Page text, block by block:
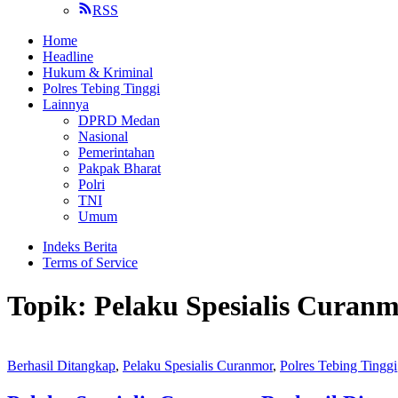
RSS
Home
Headline
Hukum & Kriminal
Polres Tebing Tinggi
Lainnya
DPRD Medan
Nasional
Pemerintahan
Pakpak Bharat
Polri
TNI
Umum
Indeks Berita
Terms of Service
Topik: Pelaku Spesialis
Berhasil Ditangkap, Pelaku Spesialis Curanmor, Polres Tebing Tinggi